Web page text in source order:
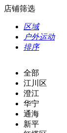
店铺筛选
区域
户外运动
排序
全部
江川区
澄江
华宁
通海
新平